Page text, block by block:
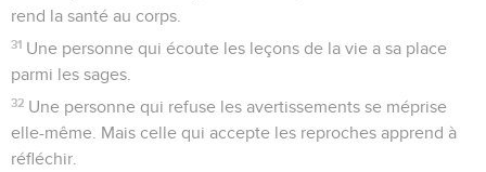
rend la santé au corps.
31 Une personne qui écoute les leçons de la vie a sa place
parmi les sages.
32 Une personne qui refuse les avertissements se méprise
elle-même. Mais celle qui accepte les reproches apprend à
réfléchir.